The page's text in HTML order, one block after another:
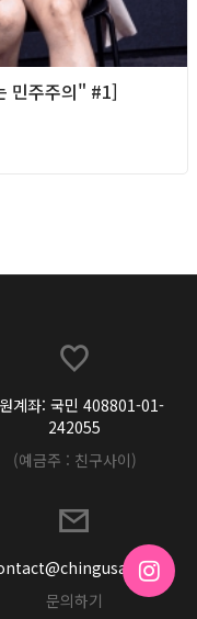
민주주의" #1]